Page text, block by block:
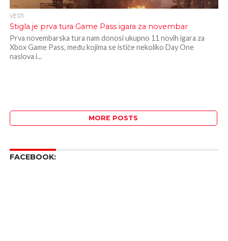
VESTI
Stigla je prva tura Game Pass igara za novembar
Prva novembarska tura nam donosi ukupno 11 novih igara za
Xbox Game Pass, među kojima se ističe nekoliko Day One
naslova i...
MORE POSTS
FACEBOOK: